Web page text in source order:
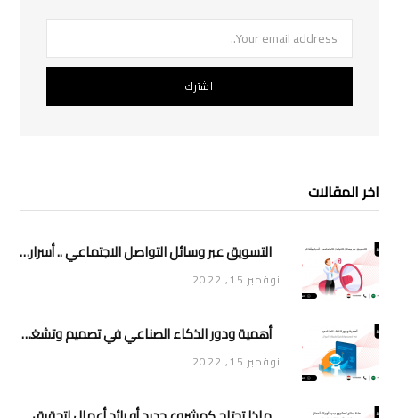
اخر المقالات
التسويق عبر وسائل التواصل الاجتماعي .. أسرار وأفكار
نوفمبر 15, 2022
أهمية ودور الذكاء الصناعي في تصميم وتشغيل تطبيقات الجوال
نوفمبر 15, 2022